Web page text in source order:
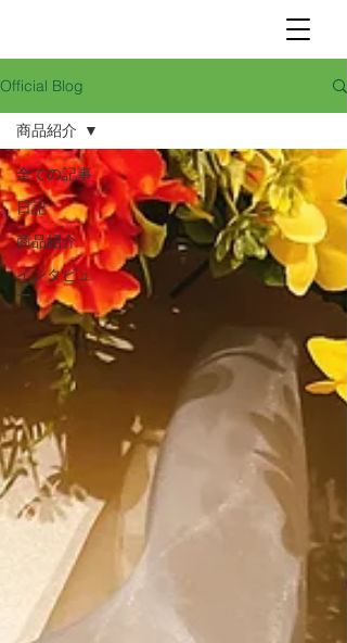
Official Blog
全ての記事
日記
商品紹介
インタビュ
ー
商品紹介